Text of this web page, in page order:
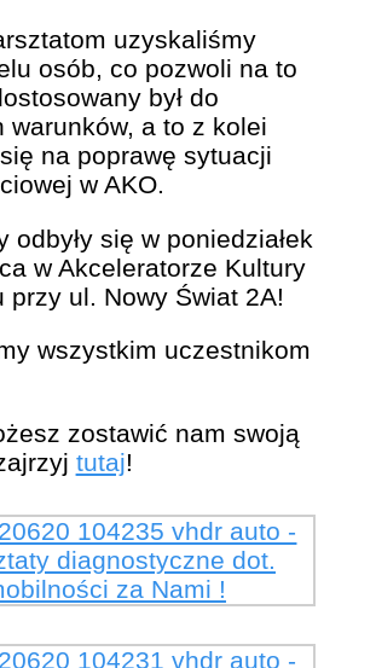
uzyskaliśmy
osób, co pozwoli na to
był do
warunków, a to z kolei
na poprawę sytuacji
w AKO.
odbyły się w poniedziałek
w Akceleratorze Kultury
przy ul. Nowy Świat 2A!
wszystkim uczestnikom
zostawić nam swoją
tutaj!